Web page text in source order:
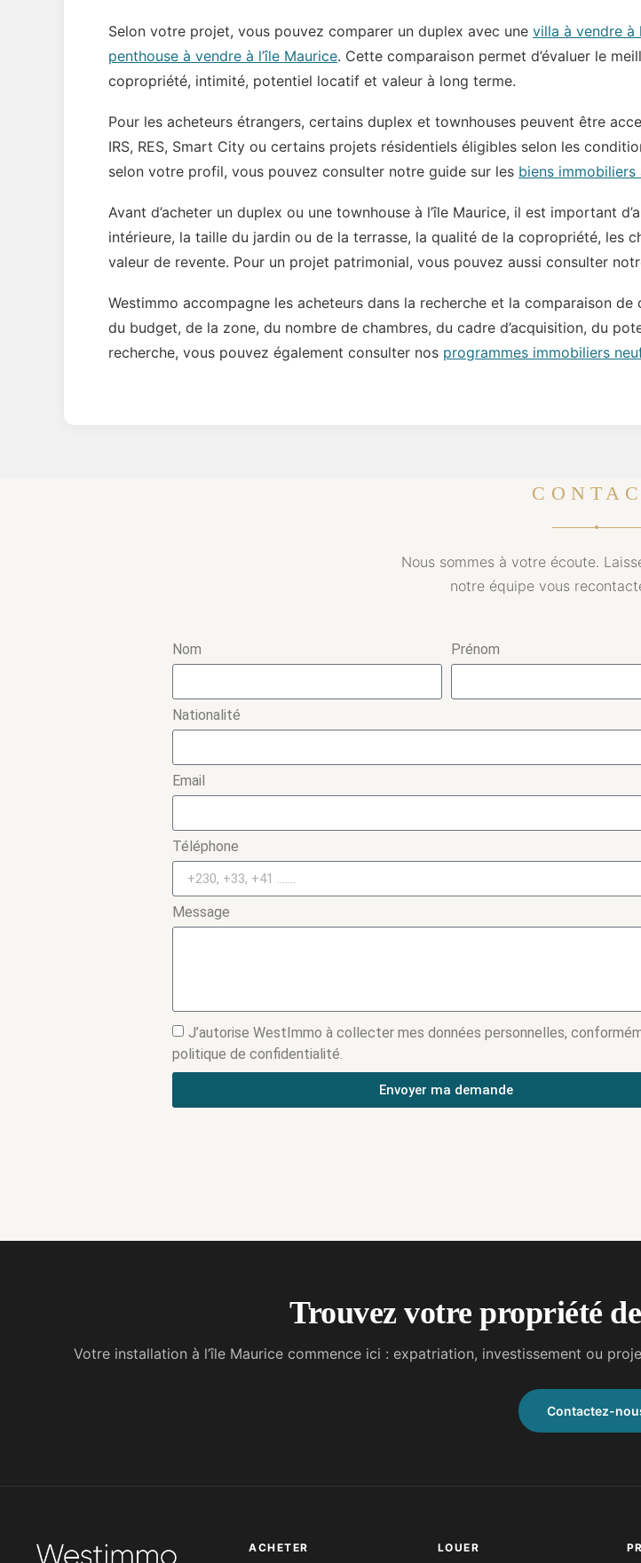
Selon votre projet, vous pouvez comparer un duplex avec une villa à vendre à
penthouse à vendre à l’île Maurice. Cette comparaison permet d’évaluer le
copropriété, intimité, potentiel locatif et valeur à long terme.
Pour les acheteurs étrangers, certains duplex et townhouses peuvent être
IRS, RES, Smart City ou certains projets résidentiels éligibles selon les
selon votre profil, vous pouvez consulter notre guide sur les biens
Avant d’acheter un duplex ou une townhouse à l’île Maurice, il est important
intérieure, la taille du jardin ou de la terrasse, la qualité de la copropriété, les
valeur de revente. Pour un projet patrimonial, vous pouvez aussi consulter
Westimmo accompagne les acheteurs dans la recherche et la comparaison
du budget, de la zone, du nombre de chambres, du cadre d’acquisition, du
recherche, vous pouvez également consulter nos programmes immobiliers
Nous sommes à votre écoute.
notre équipe vous
Nom Prénom
Nationalité
Email
Téléphone
Message
J’autorise WestImmo à collecter mes données personnelles,
politique de confidentialité.
Envoyer ma demande
Trouvez votre propriété
Votre installation à l’île Maurice commence ici : expatriation, investissement ou
Contactez-
ACHETER LOUER